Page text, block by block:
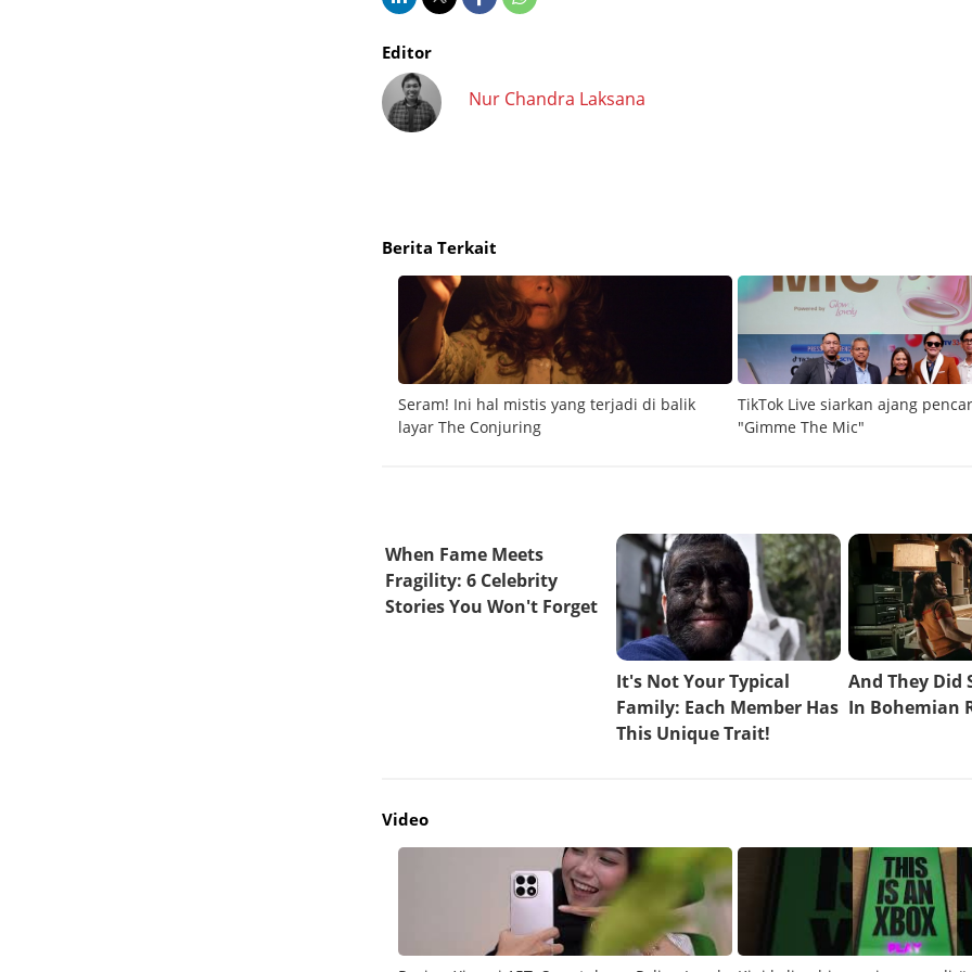
Editor
Nur Chandra Laksana
Berita Terkait
Seram! Ini hal mistis yang terjadi di balik
layar The Conjuring
TikTok Live siarkan ajang
"Gimme The Mic"
Video